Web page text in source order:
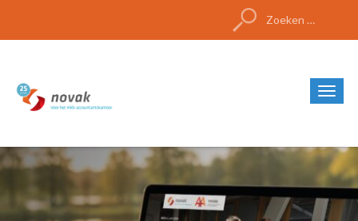
Zoeken
naar: